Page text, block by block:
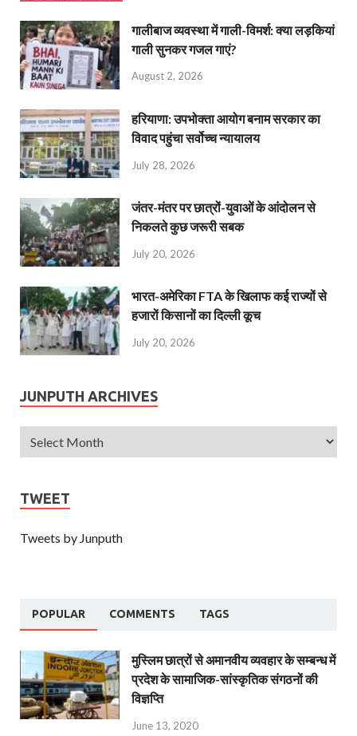
गालीबाज व्‍यवस्‍था में गाली-विमर्श: क्या लड़कियां
गाली सुनकर गजल गाएं?
August 2, 2026
हरियाणा: उपभोक्ता आयोग बनाम सरकार का
विवाद पहुंचा सर्वोच्च न्यायालय
July 28, 2026
जंतर-मंतर पर छात्रों-युवाओं के आंदोलन से
निकलते कुछ जरूरी सबक
July 20, 2026
भारत-अमेरिका FTA के खिलाफ कई राज्यों से
हजारों किसानों का दिल्ली कूच
July 20, 2026
JUNPUTH ARCHIVES
TWEET
Tweets by Junputh
POPULAR COMMENTS TAGS
मुस्लिम छात्रों से अमानवीय व्यवहार के सम्बन्ध में
प्रदेश के सामाजिक-सांस्कृतिक संगठनों की
विज्ञप्ति
June 13, 2020